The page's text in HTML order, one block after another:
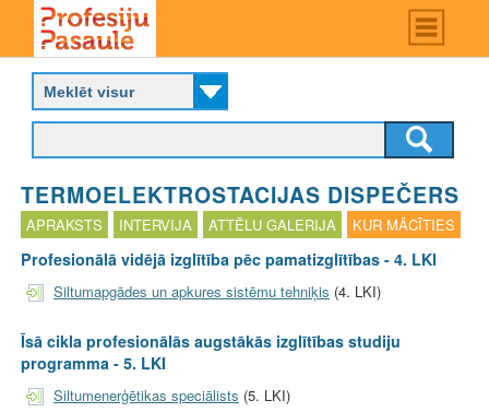
main
content
Main
menu
P
o
f
e
i
j
u
p
a
s
a
u
l
e
TERMOELEKTROSTACIJAS DISPEČERS
APRAKSTS INTERVIJA ATTĒLU GALERIJA KUR MĀCĪTIES
Profesionālā vidējā izglītība pēc pamatizglītības - 4. LKI
Siltumapgādes un apkures sistēmu tehniķis (4. LKI)
Īsā cikla profesionālās augstākās izglītības studiju
programma - 5. LKI
Siltumenerģētikas speciālists (5. LKI)